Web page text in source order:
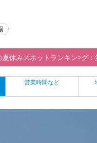
休みスポットランキン>グ：
営業時間など